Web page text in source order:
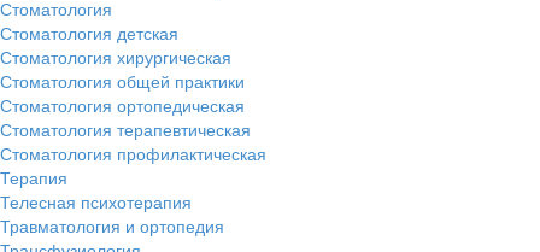
Стоматология
Стоматология детская
Стоматология хирургическая
Стоматология общей практики
Стоматология ортопедическая
Стоматология терапевтическая
Стоматология профилактическая
Терапия
Телесная психотерапия
Травматология и ортопедия